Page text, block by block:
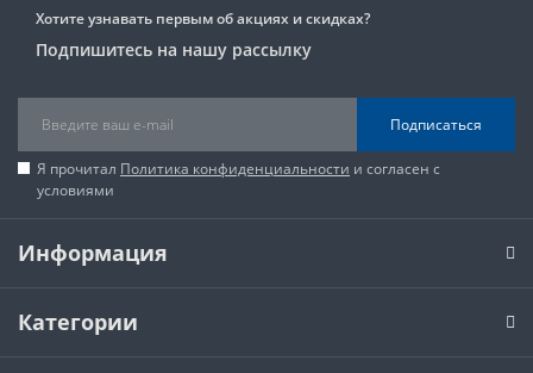
Хотите узнавать первым об акциях и скидках?
Подпишитесь на нашу рассылку
Подписаться
Я прочитал Политика конфиденциальности и согласен с
условиями
Информация
Категории